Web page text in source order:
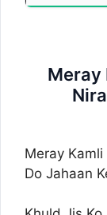
Meray
Meray
Do Jahaan